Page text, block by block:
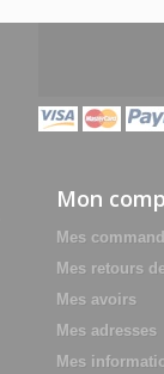
Mon
Mes
Mes retours
Mes avoirs
Mes adresses
Mes